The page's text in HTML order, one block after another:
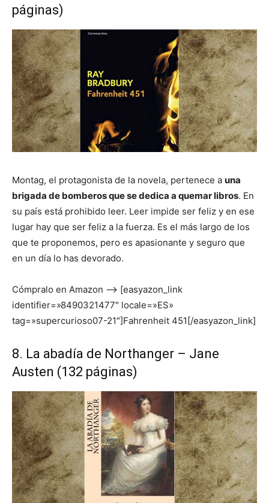
páginas)
Montag, el protagonista de la novela, pertenece a una
brigada de bomberos que se dedica a quemar libros. En
su país está prohibido leer. Leer impide ser feliz y en ese
lugar hay que ser feliz a la fuerza. Es el más largo de los
que te proponemos, pero es apasionante y seguro que
en un día lo has devorado.
Cómpralo en Amazon –> [easyazon_link
identifier=»8490321477″ locale=»ES»
tag=»supercurioso07-21″]Fahrenheit 451[/easyazon_link]
8. La abadía de Northanger – Jane
Austen (132 páginas)